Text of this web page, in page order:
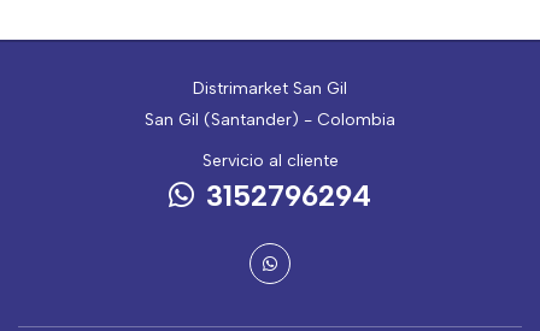
Distrimarket San Gil
San Gil (Santander) - Colombia
Servicio al cliente
3152796294